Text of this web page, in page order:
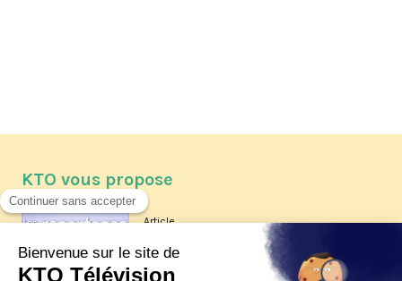
KTO vous propose
Article
Les reportages d'été 2026 de KTO